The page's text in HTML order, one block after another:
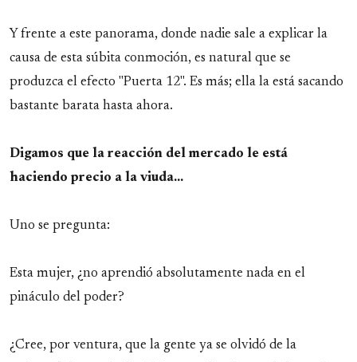
Y frente a este panorama, donde nadie sale a explicar la
causa de esta súbita conmoción, es natural que se
produzca el efecto "Puerta 12". Es más; ella la está sacando
bastante barata hasta ahora.
Digamos que la reacción del mercado le está
haciendo precio a la viuda...
Uno se pregunta:
Esta mujer, ¿no aprendió absolutamente nada en el
pináculo del poder?
¿Cree, por ventura, que la gente ya se olvidó de la